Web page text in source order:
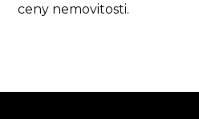
ceny nemovitosti.